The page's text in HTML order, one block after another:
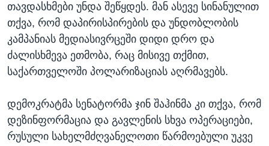
თავდასხმები უნდა შეწყდეს. მან ასევე სინანულით
თქვა, რომ დაპირისპირების და უნდობლობის
კამპანიას მედიასივრცეში დიდი დრო და
ძალისხმევა ეთმობა, რაც მისივე თქმით,
საქართველოში პოლარიზაციას აღრმავებს.
დემოკრატმა სენატორმა ჯინ შაჰინმა კი თქვა, რომ
დეზინფორმაცია და გავლენის სხვა ოპერაციები,
რუსული სახელმძღვანელოთი წარმოებული უკვე